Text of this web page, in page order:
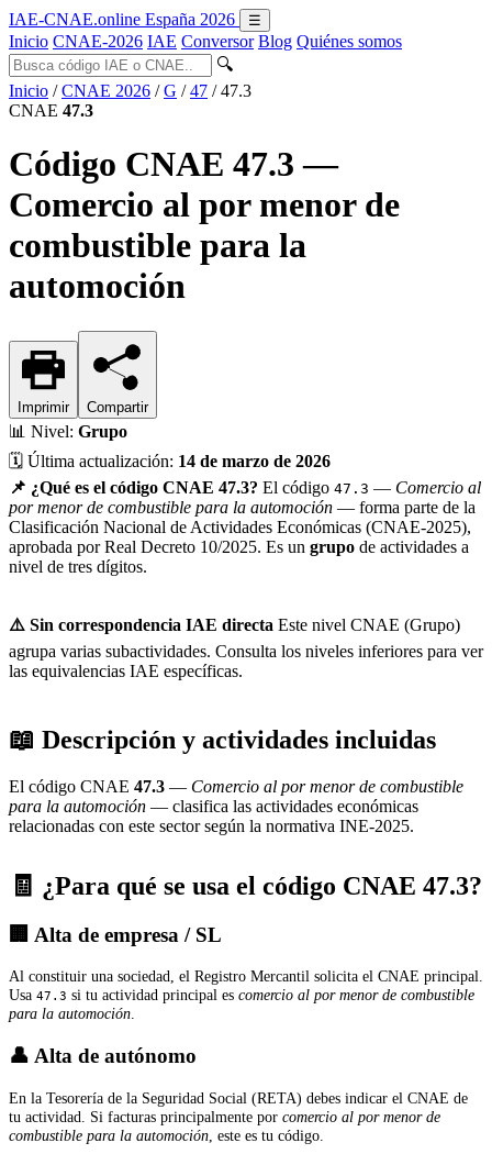
IAE-CNAE.online España 2026 ☰
Inicio CNAE-2026 IAE Conversor Blog Quiénes somos
🔍
Inicio / CNAE 2026 / G / 47 / 47.3
CNAE 47.3
Código CNAE 47.3 —
Comercio al por menor de
combustible para la
automoción
Imprimir Compartir
📊 Nivel: Grupo
🗓️ Última actualización: 14 de marzo de 2026
📌 ¿Qué es el código CNAE 47.3? El código 47.3 — Comercio al
por menor de combustible para la automoción — forma parte de la
Clasificación Nacional de Actividades Económicas (CNAE-2025),
aprobada por Real Decreto 10/2025. Es un grupo de actividades a
nivel de tres dígitos.
⚠️ Sin correspondencia IAE directa Este nivel CNAE (Grupo)
agrupa varias subactividades. Consulta los niveles inferiores para ver
las equivalencias IAE específicas.
📖 Descripción y actividades incluidas
El código CNAE 47.3 — Comercio al por menor de combustible
para la automoción — clasifica las actividades económicas
relacionadas con este sector según la normativa INE-2025.
🧾 ¿Para qué se usa el código CNAE 47.3?
🏢 Alta de empresa / SL
Al constituir una sociedad, el Registro Mercantil solicita el CNAE principal.
Usa 47.3 si tu actividad principal es comercio al por menor de combustible
para la automoción.
👤 Alta de autónomo
En la Tesorería de la Seguridad Social (RETA) debes indicar el CNAE de
tu actividad. Si facturas principalmente por comercio al por menor de
combustible para la automoción , este es tu código.